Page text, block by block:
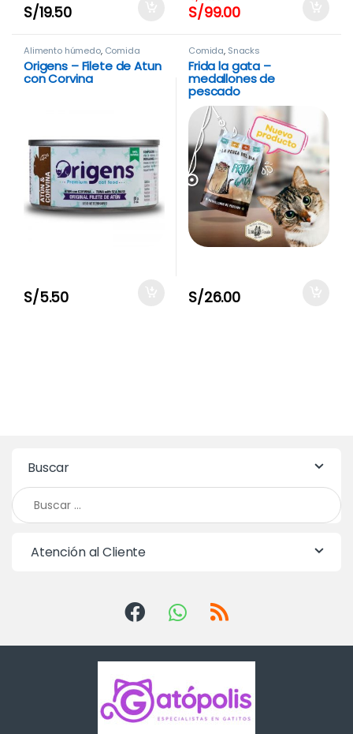
S/19.50 S/99.00
Alimento húmedo, Comida
Origens – Filete de Atun
con Corvina
S/5.50
Comida, Snacks
Frida la gata –
medallones de
pescado
S/26.00
Buscar
Buscar:
Atención al Cliente